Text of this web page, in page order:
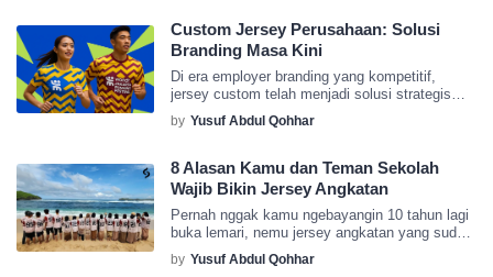
memberikan hadiah kepada pelatih di momen
spesial, misalnya saat tim juara, ulang tahun
pelatih, atau perpisahan, merupakan cara yang
baik untuk menunjukkan rasa terima kasih.
Memberi hadiah […]
Custom Jersey Perusahaan: Solusi
Branding Masa Kini
Di era employer branding yang kompetitif,
jersey custom telah menjadi solusi strategis
bagi perusahaan swasta dan BUMN. Tidak
hanya memperkuat identitas korporat, seragam
event olahraga, CSR, seminar, atau pelatihan.
Data Kemenaker (2025) menunjukkan: 78%
perusahaan melaporkan peningkatan
kebanggaan karyawan setelah menggunakan
jersey custom. Artikel ini mengupas manfaat,
ide desain, […]
by Yusuf Abdul Qohhar
8 Alasan Kamu dan Teman Sekolah
Wajib Bikin Jersey Angkatan
Pernah nggak kamu ngebayangin 10 tahun lagi
buka lemari, nemu jersey angkatan yang sudah
lama nggak kamu pakai. Rasanya pengen
langsung senyum-senyum sendiri kan? Jersey
by Yusuf Abdul Qohhar